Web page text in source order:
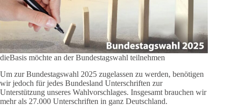
dieBasis möchte an der Bundestagswahl teilnehmen
Um zur Bundestagswahl 2025 zugelassen zu werden, benötigen
wir jedoch für jedes Bundesland Unterschriften zur
Unterstützung unseres Wahlvorschlages. Insgesamt brauchen wir
mehr als 27.000 Unterschriften in ganz Deutschland.